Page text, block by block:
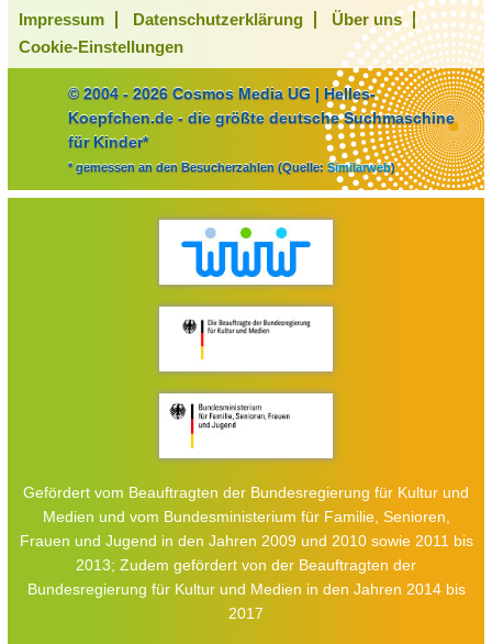
Impressum Datenschutzerklärung
Über uns
Cookie-Einstellungen
© 2004 - 2026 Cosmos Media UG | Helles-
Koepfchen.de - die größte deutsche Suchmaschine
für Kinder*
* gemessen an den Besucherzahlen (Quelle: Similarweb)
Gefördert vom Beauftragten der Bundesregierung für Kultur und
Medien und vom Bundesministerium für Familie, Senioren,
Frauen und Jugend in den Jahren 2009 und 2010 sowie 2011 bis
2013; Zudem gefördert von der Beauftragten der
Bundesregierung für Kultur und Medien in den Jahren 2014 bis
2017